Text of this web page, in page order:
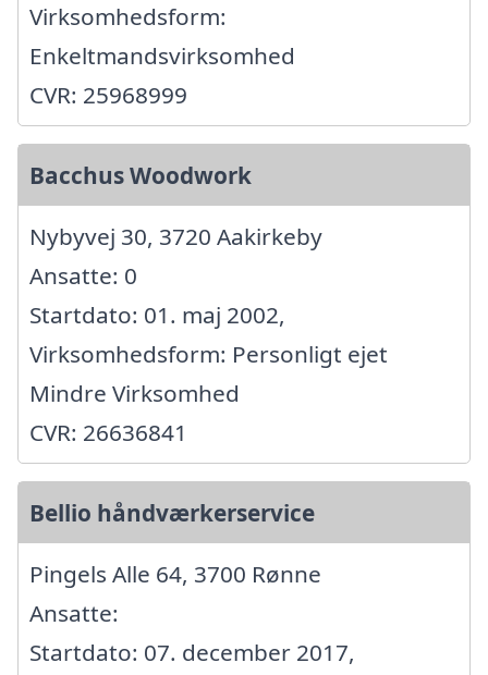
Virksomhedsform:
Enkeltmandsvirksomhed
CVR: 25968999
Bacchus Woodwork
Nybyvej 30, 3720 Aakirkeby
Ansatte: 0
Startdato: 01. maj 2002,
Virksomhedsform: Personligt ejet
Mindre Virksomhed
CVR: 26636841
Bellio håndværkerservice
Pingels Alle 64, 3700 Rønne
Ansatte:
Startdato: 07. december 2017,